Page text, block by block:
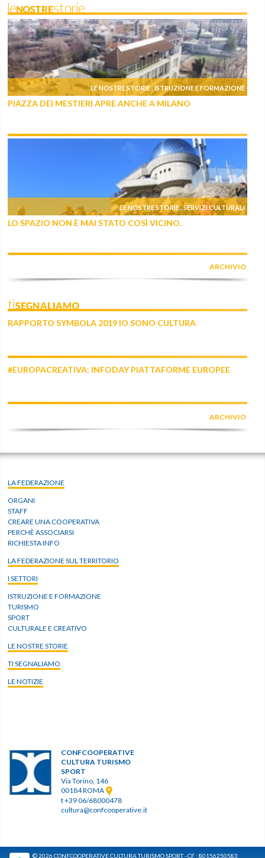
leNOSTREstorie
LE NOSTRE STORIE , ISTRUZIONE E FORMAZIONE
PIAZZA DEI MESTIERI APRE ANCHE A MILANO
LE NOSTRE STORIE ,SERVIZI CULTURALI
LO SPAZIO NON È MAI STATO COSÌ VICINO.
ARCHIVIO
tiSEGNALIAMO
RAPPORTO SYMBOLA 2019 IO SONO CULTURA
#EUROPACREATIVA: INFODAY PIATTAFORME EUROPEE
ARCHIVIO
LA FEDERAZIONE
ORGANI
STAFF
CREARE UNA COOPERATIVA
PERCHÈ ASSOCIARSI
RICHIESTA INFO
LA FEDERAZIONE SUL TERRITORIO
I SETTORI
ISTRUZIONE E FORMAZIONE
TURISMO
SPORT
CULTURALE E CREATIVO
LE NOSTRE STORIE
TI SEGNALIAMO
LE NOTIZIE
CONFCOOPERATIVE
CULTURA TURISMO
SPORT
Via Torino, 146
00184 ROMA
t +39 06/68000478
cultura@confcooperative.it
© 2026 CONFCOOPERATIVE CULTURA TURISMO SPORT - CF : 80156250583